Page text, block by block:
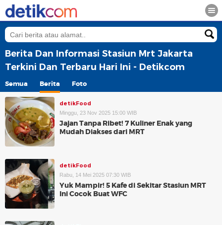
Berita Dan Informasi Stasiun Mrt Jakarta
Terkini Dan Terbaru Hari Ini - Detikcom
Semua Berita Foto
detikFood
Minggu, 23 Nov 2025 15:00 WIB
Jajan Tanpa Ribet! 7 Kuliner Enak yang
Mudah Diakses dari MRT
detikFood
Rabu, 14 Mei 2025 07:30 WIB
Yuk Mampir! 5 Kafe di Sekitar Stasiun MRT
Ini Cocok Buat WFC